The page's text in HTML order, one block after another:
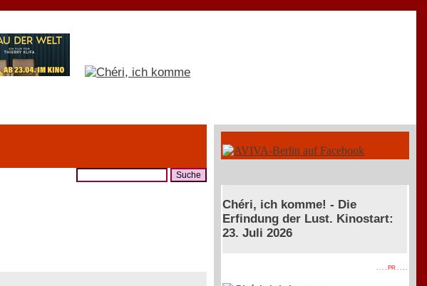
Chéri, ich komme! - Die
Erfindung der Lust. Kinostart:
23. Juli 2026
. . . . PR . . . .